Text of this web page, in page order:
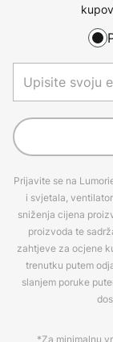
Prijavite se na
i svjetala,
sniženja cijena
proizvoda te
zahtjeve za ocjene
trenutku putem
slanjem poruke
*Za minimalnu